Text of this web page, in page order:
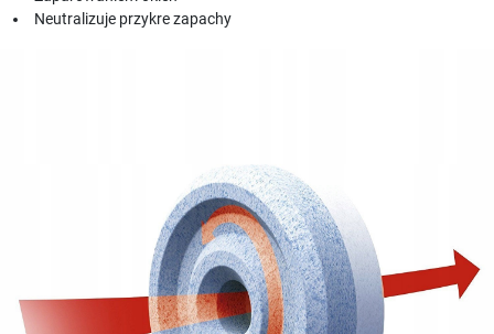
Neutralizuje przykre zapachy